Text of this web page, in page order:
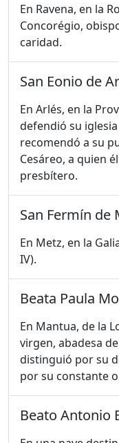
En Ravena, en la
Concorégio,
caridad.
San Eonio de
En Arlés, en la
defendió su
recomendó a su
Cesáreo, a quien
presbítero.
San Fermín de
En Metz, en la
IV).
Beata Paula
En Mantua, de la
virgen, abadesa
distinguió por su
por su constante
Beato Antonio